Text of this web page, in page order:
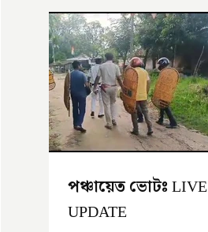
পঞ্চায়েত ভোটঃ LIVE
UPDATE